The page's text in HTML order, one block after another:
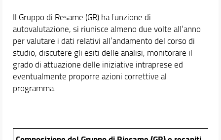
Proseguire dopo la laurea
Indagini Almalaurea
Qualità del Corso
Area riservata
Didattica
Orario e calendari
Il Gruppo di Resame (GR) ha funzione di
autovalutazione, si riunisce almeno due volte all’anno
per valutare i dati relativi all’andamento del corso di
studio, discutere gli esiti delle analisi, monitorare il
grado di attuazione delle iniziative intraprese ed
eventualmente proporre azioni correttive al
programma.